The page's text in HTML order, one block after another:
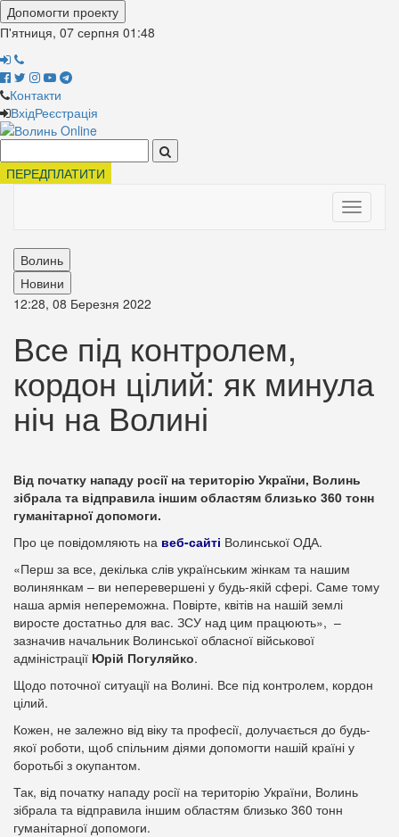
Допомогти проекту
П'ятниця, 07 серпня 01:48
Контакти
ВхідРеєстрація
ПЕРЕДПЛАТИТИ
Toggle
Волинь
Новини
12:28, 08 Березня 2022
Все під контролем,
кордон цілий: як минула
ніч на Волині
Від початку нападу росії на територію України, Волинь
зібрала та відправила іншим областям близько 360 тонн
гуманітарної допомоги.
Про це повідомляють на веб-сайті Волинської ОДА.
«Перш за все, декілька слів українським жінкам та нашим
волинянкам – ви неперевершені у будь-якій сфері. Саме тому
наша армія непереможна. Повірте, квітів на нашій землі
виросте достатньо для вас. ЗСУ над цим працюють», –
зазначив начальник Волинської обласної військової
адміністрації Юрій Погуляйко.
Щодо поточної ситуації на Волині. Все під контролем, кордон
цілий.
Кожен, не залежно від віку та професії, долучається до будь-
якої роботи, щоб спільним діями допомогти нашій країні у
боротьбі з окупантом.
Так, від початку нападу росії на територію України, Волинь
зібрала та відправила іншим областям близько 360 тонн
гуманітарної допомоги.